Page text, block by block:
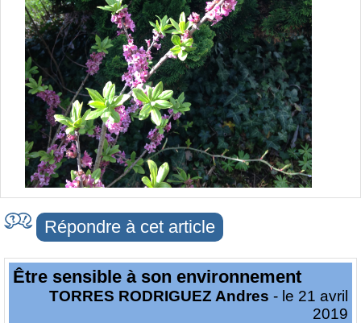
Répondre à cet article
Être sensible à son environnement
TORRES RODRIGUEZ Andres - le 21 avril
2019